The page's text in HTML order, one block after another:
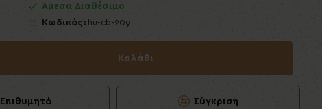
Άμεσα Διαθέσιμο
Κωδικός: hu-cb-209
Καλάθι
Επιθυμητό Σύγκριση